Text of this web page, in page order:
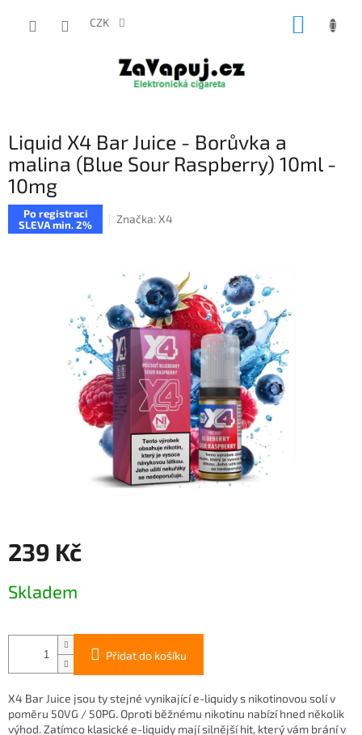
CZK
Liquid X4 Bar Juice - Borůvka a
malina (Blue Sour Raspberry) 10ml -
10mg
Po registraci
SLEVA min. 2%
Značka:X4
239 Kč
cena:
Skladem
Přidat do košíku
X4 Bar Juice jsou ty stejné vynikající e-liquidy s nikotinovou solí v
poměru 50VG / 50PG. Oproti běžnému nikotinu nabízí hned několik
výhod. Zatímco klasické e-liquidy mají silnější hit, který vám brání v